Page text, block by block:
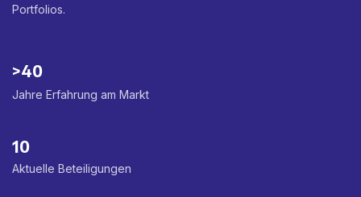
Portfolios.
>40
Jahre Erfahrung am Markt
10
Aktuelle Beteiligungen